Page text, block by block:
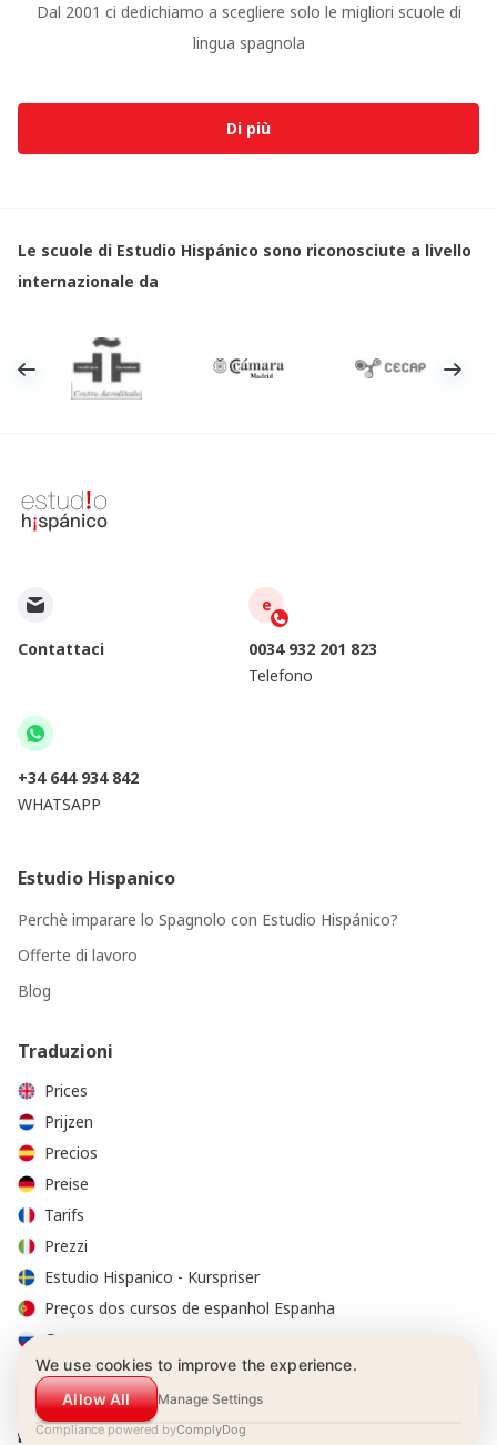
Dal 2001 ci dedichiamo a scegliere solo le migliori scuole di
lingua spagnola
Di più
Le scuole di Estudio Hispánico sono riconosciute a livello
internazionale da
Contattaci
e
0034 932 201 823
Telefono
+34 644 934 842
WHATSAPP
Estudio Hispanico
Perchè imparare lo Spagnolo con Estudio Hispánico?
Offerte di lavoro
Blog
Traduzioni
Prices
Prijzen
Precios
Preise
Tarifs
Prezzi
Estudio Hispanico - Kurspriser
Preços dos cursos de espanhol Espanha
Стоимость курсов
We use cookies to improve the experience.
Allow All
Manage Settings
Compliance powered byComplyDog